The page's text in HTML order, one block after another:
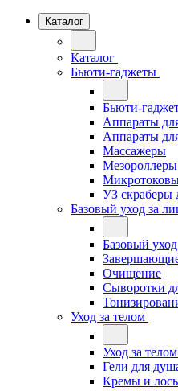
Каталог
Каталог
Бьюти-гаджеты
Бьюти-
Аппараты
Аппараты
Массажеры
УЗ скраберы
Базовый уход за
Базовый
Завершающие
Очищение
Сыворотки
Уход за телом
Уход за телом
Гели для
Кремы и